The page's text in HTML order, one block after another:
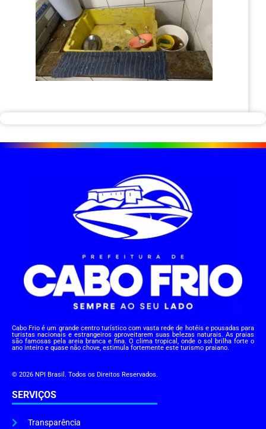
Cabo Frio é um grande centro turístico com vasta rede de hotéis e pousadas para
turistas nacionais e estrangeiros aproveitarem suas belezas naturais. As praias
são famosas pela areia branca e fina. O clima tropical, onde o sol brilha forte o
ano inteiro e quase não chove, estimula fortemente este turismo praiano.
© 2026 NPI Brasil. Todos os Direitos Reservados.
SERVIÇOS
Transparência